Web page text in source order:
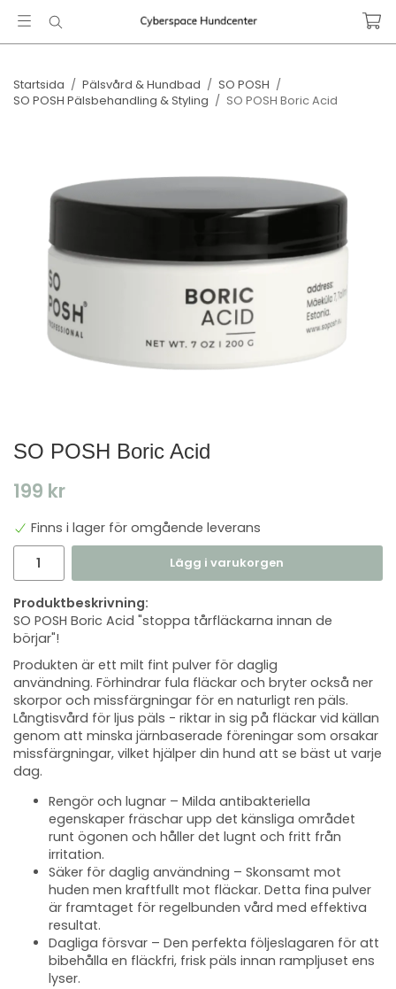
Startsida / Pälsvård & Hundbad / SO POSH /
SO POSH Pälsbehandling & Styling / SO POSH Boric Acid
SO POSH Boric Acid
199 kr
Finns i lager för omgående leverans
Lägg i varukorgen
Produktbeskrivning:
SO POSH Boric Acid "stoppa tårfläckarna innan de
börjar"!
Produkten är ett milt fint pulver för daglig
användning. Förhindrar fula fläckar och bryter också ner
skorpor och missfärgningar för en naturligt ren päls.
Långtisvård för ljus päls - riktar in sig på fläckar vid källan
genom att minska järnbaserade föreningar som orsakar
missfärgningar, vilket hjälper din hund att se bäst ut varje
dag.
Rengör och lugnar – Milda antibakteriella
egenskaper fräschar upp det känsliga området
runt ögonen och håller det lugnt och fritt från
irritation.
Säker för daglig användning – Skonsamt mot
huden men kraftfullt mot fläckar. Detta fina pulver
är framtaget för regelbunden vård med effektiva
resultat.
Dagliga försvar – Den perfekta följeslagaren för att
bibehålla en fläckfri, frisk päls innan rampljuset ens
lyser.